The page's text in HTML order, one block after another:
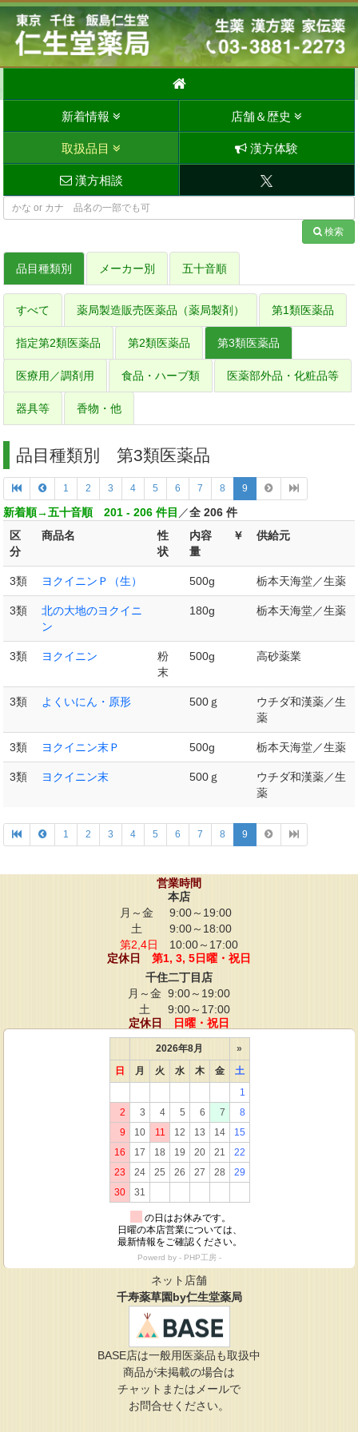
新着情報 店舗＆歴史
取扱品目 漢方体験
漢方相談
検索
品目種類別 メーカー別 五十音順
すべて 薬局製造販売医薬品（薬局製剤） 第1類医薬品
指定第2類医薬品 第2類医薬品 第3類医薬品
医療用／調剤用 食品・ハーブ類 医薬部外品・化粧品等
器具等 香物・他
品目種類別 第3類医薬品
1 2 3 4 5 6 7 8 9
新着順→五十音順 201 - 206 件目 ／全 206 件
区
分
商品名
性
状
内容
量
￥ 供給元
3類 ヨクイニンＰ（生） 500g 栃本天海堂／生薬
3類
北の大地のヨクイニ
ン
180g 栃本天海堂／生薬
3類 ヨクイニン
粉
末
500g 高砂薬業
3類 よくいにん・原形 500ｇ
ウチダ和漢薬／生
薬
3類 ヨクイニン末Ｐ 500g 栃本天海堂／生薬
3類 ヨクイニン末 500ｇ
ウチダ和漢薬／生
薬
1 2 3 4 5 6 7 8 9
営業時間
本店
月～金
9:00～19:00
土
9:00～18:00
第2,4日 10:00～17:00
定休日
第1, 3, 5日曜・祝日
千住二丁目店
月～金 9:00～19:00
土
9:00～17:00
定休日
日曜・祝日
ネット店舗
千寿薬草園by仁生堂薬局
BASE店は一般用医薬品も取扱中
商品が未掲載の場合は
チャットまたはメールで
お問合せください。